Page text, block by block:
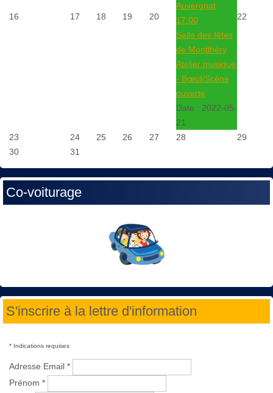
16 17 18 19 20
Auvergnat
17:00
Salle des fêtes
de Montlhéry
Atelier musique
- Bœuf/Scène
ouverte
Date : 2022-05-
21
22
23 24 25 26 27 28
29
30
31
Co-voiturage
S'inscrire à la lettre d'information
* Indications requises
Adresse Email *
Prénom *